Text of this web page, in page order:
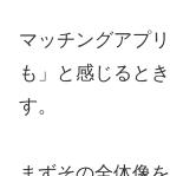
マッチングアプ
も」と感じると
す。